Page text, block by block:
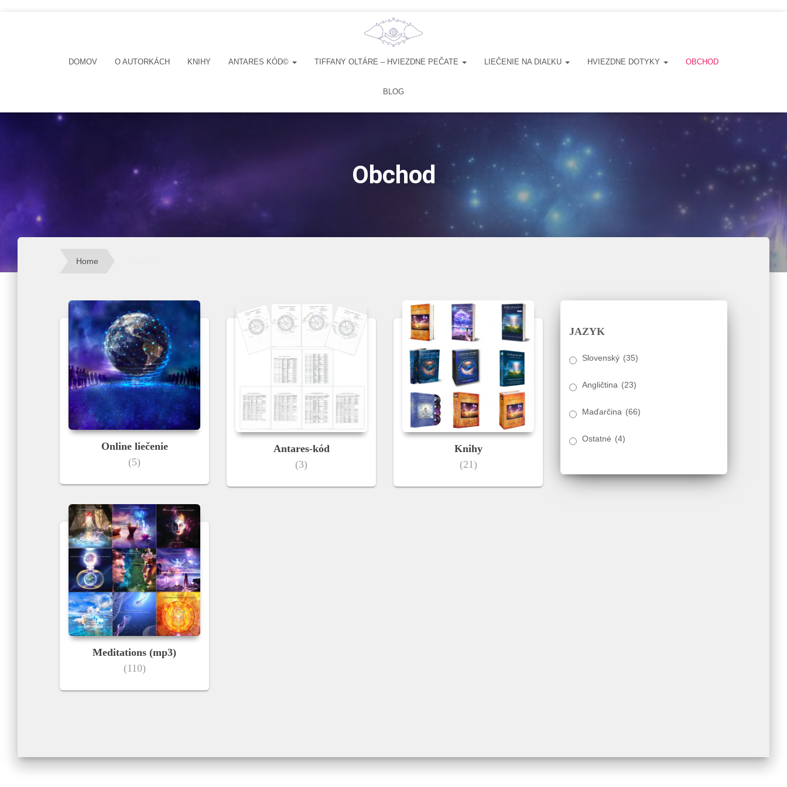
DOMOV O AUTORKÁCH KNIHY ANTARES KÓD© TIFFANY OLTÁRE – HVIEZDNE PEČATE LIEČENIE NA DIAĽKU HVIEZDNE DOTYKY OBCHOD
BLOG
Obchod
Home
Online liečenie
(5)
Antares-kód
(3)
Knihy
(21)
Meditations (mp3)
(110)
JAZYK
Slovenský (35)
Angličtina (23)
Maďarčina (66)
Ostatné (4)